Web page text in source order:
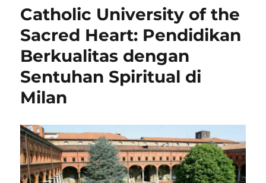
Catholic University of the
Sacred Heart: Pendidikan
Berkualitas dengan
Sentuhan Spiritual di
Milan